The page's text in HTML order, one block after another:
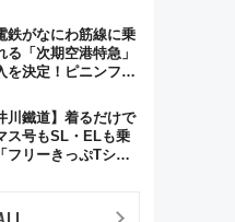
鉄がなにわ筋線に乗
る「次期空港特急」
を決定！ピニンファ
ン
川鐵道】着るだけで
ス号もSL・ELも乗
フリーきっぷTシャ